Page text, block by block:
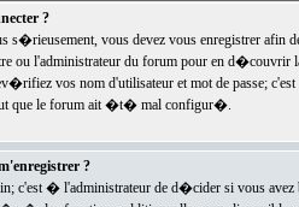
?
s�rieusement, vous devez vous enregistrer
ou l'administrateur du forum pour en
vos nom d'utilisateur et mot de passe;
que le forum ait �t� mal configur�.
?
c'est � l'administrateur de d�cider si vous